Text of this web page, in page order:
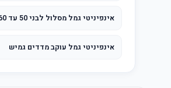
אינפיניטי גמל מסלול לבני 50 עד 60
אינפיניטי גמל עוקב מדדים גמיש